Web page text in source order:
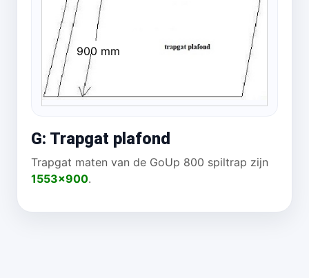
900 mm
G: Trapgat plafond
Trapgat maten van de GoUp 800 spiltrap zijn
1553x900.